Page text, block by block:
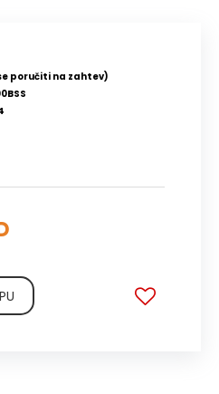
poručiti na zahtev)